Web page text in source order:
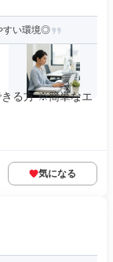
すい環境◎
る方 ※簡単なエ
気になる